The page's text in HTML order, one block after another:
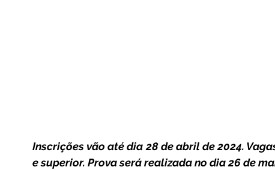
Inscrições vão até dia 28 de abril de 2024.
e superior. Prova será realizada no dia 26 de